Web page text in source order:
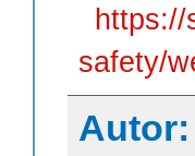
safety/